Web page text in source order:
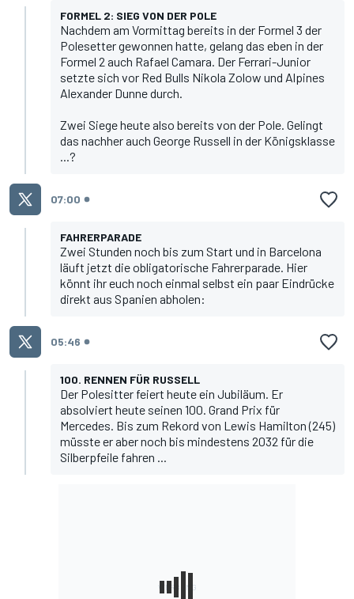
FORMEL 2: SIEG VON DER POLE
Nachdem am Vormittag bereits in der Formel 3 der
Polesetter gewonnen hatte, gelang das eben in der
Formel 2 auch Rafael Camara. Der Ferrari-Junior
setzte sich vor Red Bulls Nikola Zolow und Alpines
Alexander Dunne durch.
Zwei Siege heute also bereits von der Pole. Gelingt
das nachher auch George Russell in der Königsklasse
...?
07:00
FAHRERPARADE
Zwei Stunden noch bis zum Start und in Barcelona
läuft jetzt die obligatorische Fahrerparade. Hier
könnt ihr euch noch einmal selbst ein paar Eindrücke
direkt aus Spanien abholen:
05:46
100. RENNEN FÜR RUSSELL
Der Polesitter feiert heute ein Jubiläum. Er
absolviert heute seinen 100. Grand Prix für
Mercedes. Bis zum Rekord von Lewis Hamilton(245)
müsste er aber noch bis mindestens 2032 für die
Silberpfeile fahren ...